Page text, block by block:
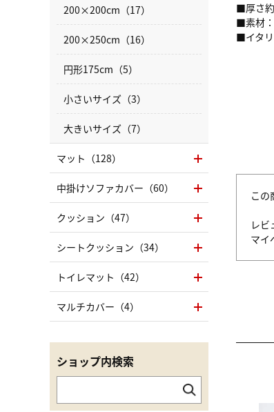
■厚さ
■素材
■イタ
この
レビ
マイ
200×200cm（17）
200×250cm（16）
円形175cm（5）
小さいサイズ（3）
大きいサイズ（7）
マット（128）
中掛けソファカバー（60）
クッション（47）
シートクッション（34）
トイレマット（42）
マルチカバー（4）
ショップ内検索